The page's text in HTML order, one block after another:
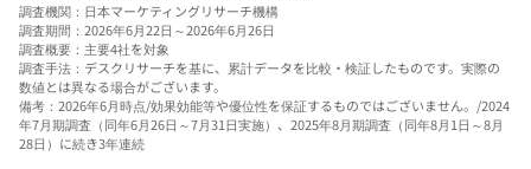
調査機関：日本マーケティングリサーチ機構
調査期間：2026年6月22日～2026年6月26日
調査概要：主要4社を対象
調査手法：デスクリサーチを基に、累計データを比較・検証したものです。実際の
数値とは異なる場合がございます。
備考：2026年6月時点/効果効能等や優位性を保証するものではございません。/2024
年7月期調査（同年6月26日～7月31日実施）、2025年8月期調査（同年8月1日～8月
28日）に続き3年連続